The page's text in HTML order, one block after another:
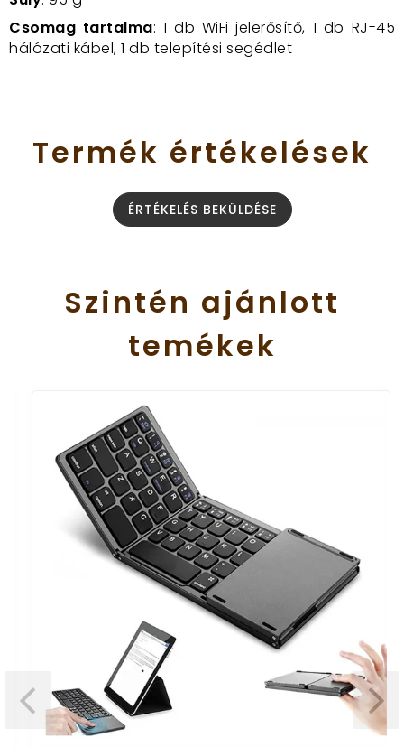
Csomag tartalma: 1 db WiFi jelerősítő, 1 db RJ-45
hálózati kábel, 1 db telepítési segédlet
Termék értékelések
ÉRTÉKELÉS BEKÜLDÉSE
Szintén ajánlott
temékek